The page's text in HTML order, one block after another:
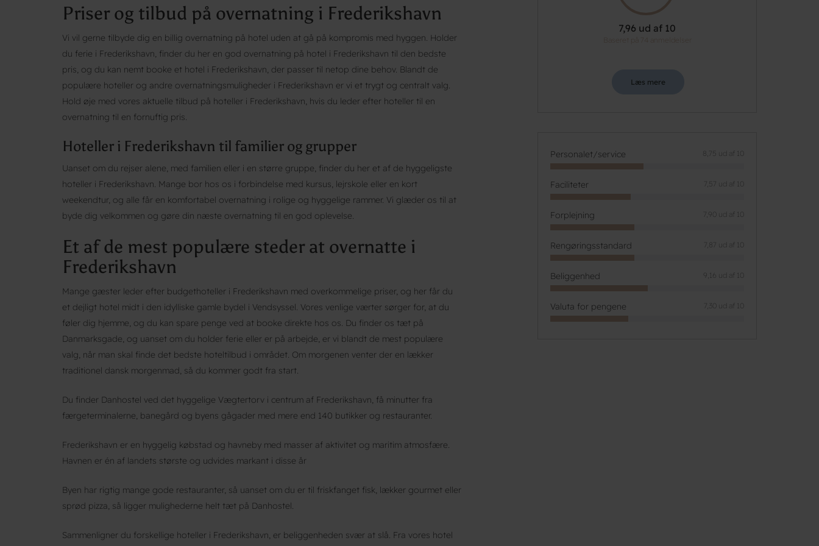
Priser og tilbud på overnatning i Frederikshavn
Vi vil gerne tilbyde dig en billig overnatning på hotel uden at gå på kompromis med hyggen. Holder
du ferie i Frederikshavn, finder du her en god overnatning på hotel i Frederikshavn til den bedste
pris, og du kan nemt booke et hotel i Frederikshavn, der passer til netop dine behov. Blandt de
populære hoteller og andre overnatningsmuligheder i Frederikshavn er vi et trygt og centralt valg.
Hold øje med vores aktuelle tilbud på hoteller i Frederikshavn, hvis du leder efter hoteller til en
overnatning til en fornuftig pris.
Hoteller i Frederikshavn til familier og grupper
Uanset om du rejser alene, med familien eller i en større gruppe, finder du her et af de hyggeligste
hoteller i Frederikshavn. Mange bor hos os i forbindelse med kursus, lejrskole eller en kort
weekendtur, og alle får en komfortabel overnatning i rolige og hyggelige rammer. Vi glæder os til at
byde dig velkommen og gøre din næste overnatning til en god oplevelse.
Et af de mest populære steder at overnatte i
Frederikshavn
Mange gæster leder efter budgethoteller i Frederikshavn med overkommelige priser, og her får du
et dejligt hotel midt i den idylliske gamle bydel i Vendsyssel. Vores venlige værter sørger for, at du
føler dig hjemme, og du kan spare penge ved at booke direkte hos os. Du finder os tæt på
Danmarksgade, og uanset om du holder ferie eller er på arbejde, er vi blandt de mest populære
valg, når man skal finde det bedste hoteltilbud i området. Om morgenen venter der en lækker
traditionel dansk morgenmad, så du kommer godt fra start.
Du finder Danhostel ved det hyggelige Vægtertorv i centrum af Frederikshavn, få minutter fra
færgeterminalerne, banegård og byens gågader med mere end 140 butikker og restauranter.
Frederikshavn er en hyggelig købstad og havneby med masser af aktivitet og maritim atmosfære.
Havnen er én af landets største og udvides markant i disse år
Byen har rigtig mange gode restauranter, så uanset om du er til friskfanget fisk, lækker gourmet eller
sprød pizza, så ligger mulighederne helt tæt på Danhostel.
Sammenligner du forskellige hoteller i Frederikshavn, er beliggenheden svær at slå. Fra vores hotel
7,96 ud af 10
Baseret på 74 anmeldelser
Læs mere
Personalet/service 8,75 ud af 10
Faciliteter 7,57 ud af 10
Forplejning 7,90 ud af 10
Rengøringsstandard 7,87 ud af 10
Beliggenhed 9,16 ud af 10
Valuta for pengene 7,30 ud af 10